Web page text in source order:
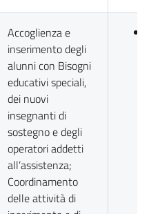
Accoglienza e
inserimento degli
alunni con Bisogni
educativi speciali,
dei nuovi
insegnanti di
sostegno e degli
operatori addetti
all’assistenza;
Coordinamento
delle attività di